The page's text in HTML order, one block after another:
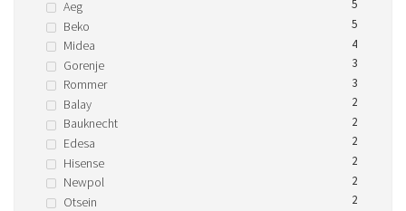
Aeg 5
Beko 5
Midea 4
Gorenje 3
Rommer 3
Balay 2
Bauknecht 2
Edesa 2
Hisense 2
Newpol 2
Otsein 2